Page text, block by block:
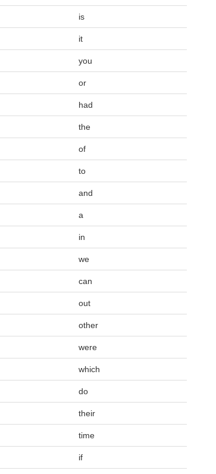
is
it
you
or
had
the
of
to
and
a
in
we
can
out
other
were
which
do
their
time
if